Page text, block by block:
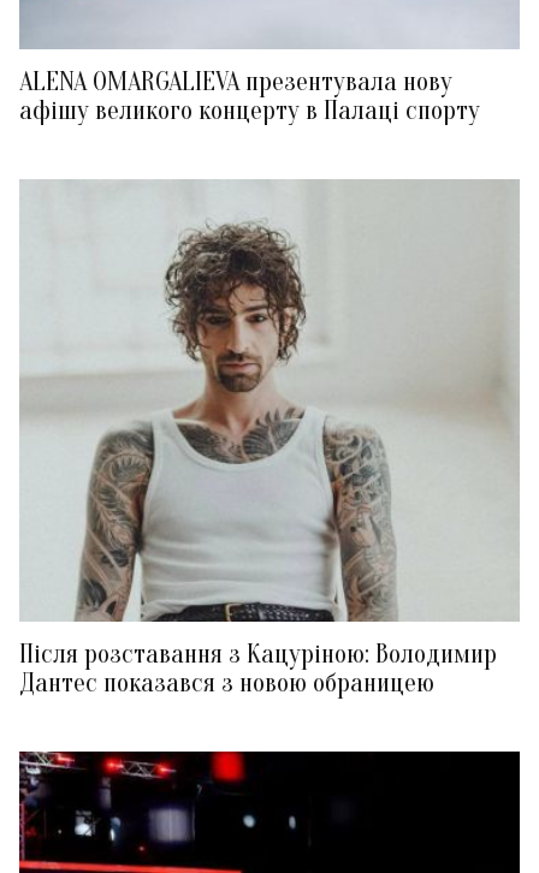
ALENA OMARGALIEVA презентувала нову
афішу великого концерту в Палаці спорту
Після розставання з Кацуріною: Володимир
Дантес показався з новою обраницею